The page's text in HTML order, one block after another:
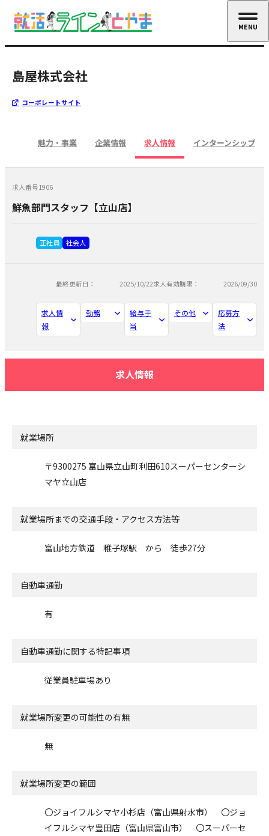
島屋株式会社
コーポレートサイト
魅力・事業 企業情報 求人情報 インターンシップ
求人番号1906
鮮魚部門スタッフ【立山店】
正社員 社会人
最終更新日： 2025/10/22求人有効期限： 2026/09/30
求人情
報
勤務
給与手
当
その他
応募方
法
求人情報
就業場所
〒9300275 富山県立山町利田610スーパーセンターシ
マヤ立山店
就業場所までの交通手段・アクセス方法等
富山地方鉄道 稚子塚駅 から 徒歩27分
自動車通勤
有
自動車通勤に関する特記事項
従業員駐車場あり
就業場所変更の可能性の有無
無
就業場所変更の範囲
〇ジョイフルシマヤ小杉店（富山県射水市） 〇ジョ
イフルシマヤ豊田店（富山県富山市） 〇スーパーセ
MENU